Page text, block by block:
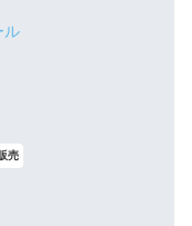
ル
売